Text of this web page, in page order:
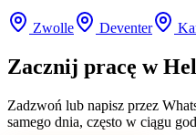
Zwolle Deventer
Zacznij pracę w
Zadzwoń lub napisz przez
samego dnia, często w ciągu